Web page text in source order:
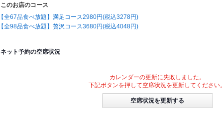
このお店のコース
【全67品食べ放題】満足コース2980円(税込3278円)
【全98品食べ放題】贅沢コース3680円(税込4048円)
ネット予約の空席状況
カレンダーの更新に失敗しました。
下記ボタンを押して空席状況を更新してください。
空席状況を更新する